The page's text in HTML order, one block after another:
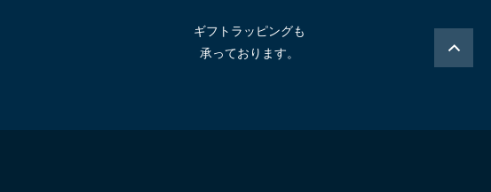
ギフトラッピングも
承っております。